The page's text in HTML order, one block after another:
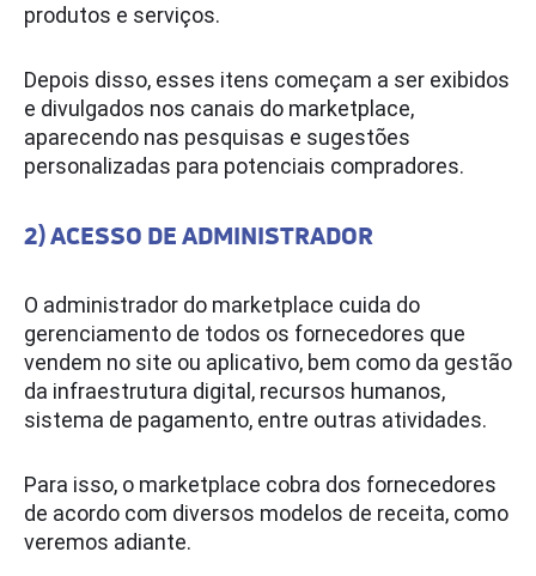
produtos e serviços.
Depois disso, esses itens começam a ser exibidos
e divulgados nos canais do marketplace,
aparecendo nas pesquisas e sugestões
personalizadas para potenciais compradores.
2) ACESSO DE ADMINISTRADOR
O administrador do marketplace cuida do
gerenciamento de todos os fornecedores que
vendem no site ou aplicativo, bem como da gestão
da infraestrutura digital, recursos humanos,
sistema de pagamento, entre outras atividades.
Para isso, o marketplace cobra dos fornecedores
de acordo com diversos modelos de receita, como
veremos adiante.